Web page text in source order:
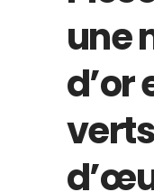
une
d’or